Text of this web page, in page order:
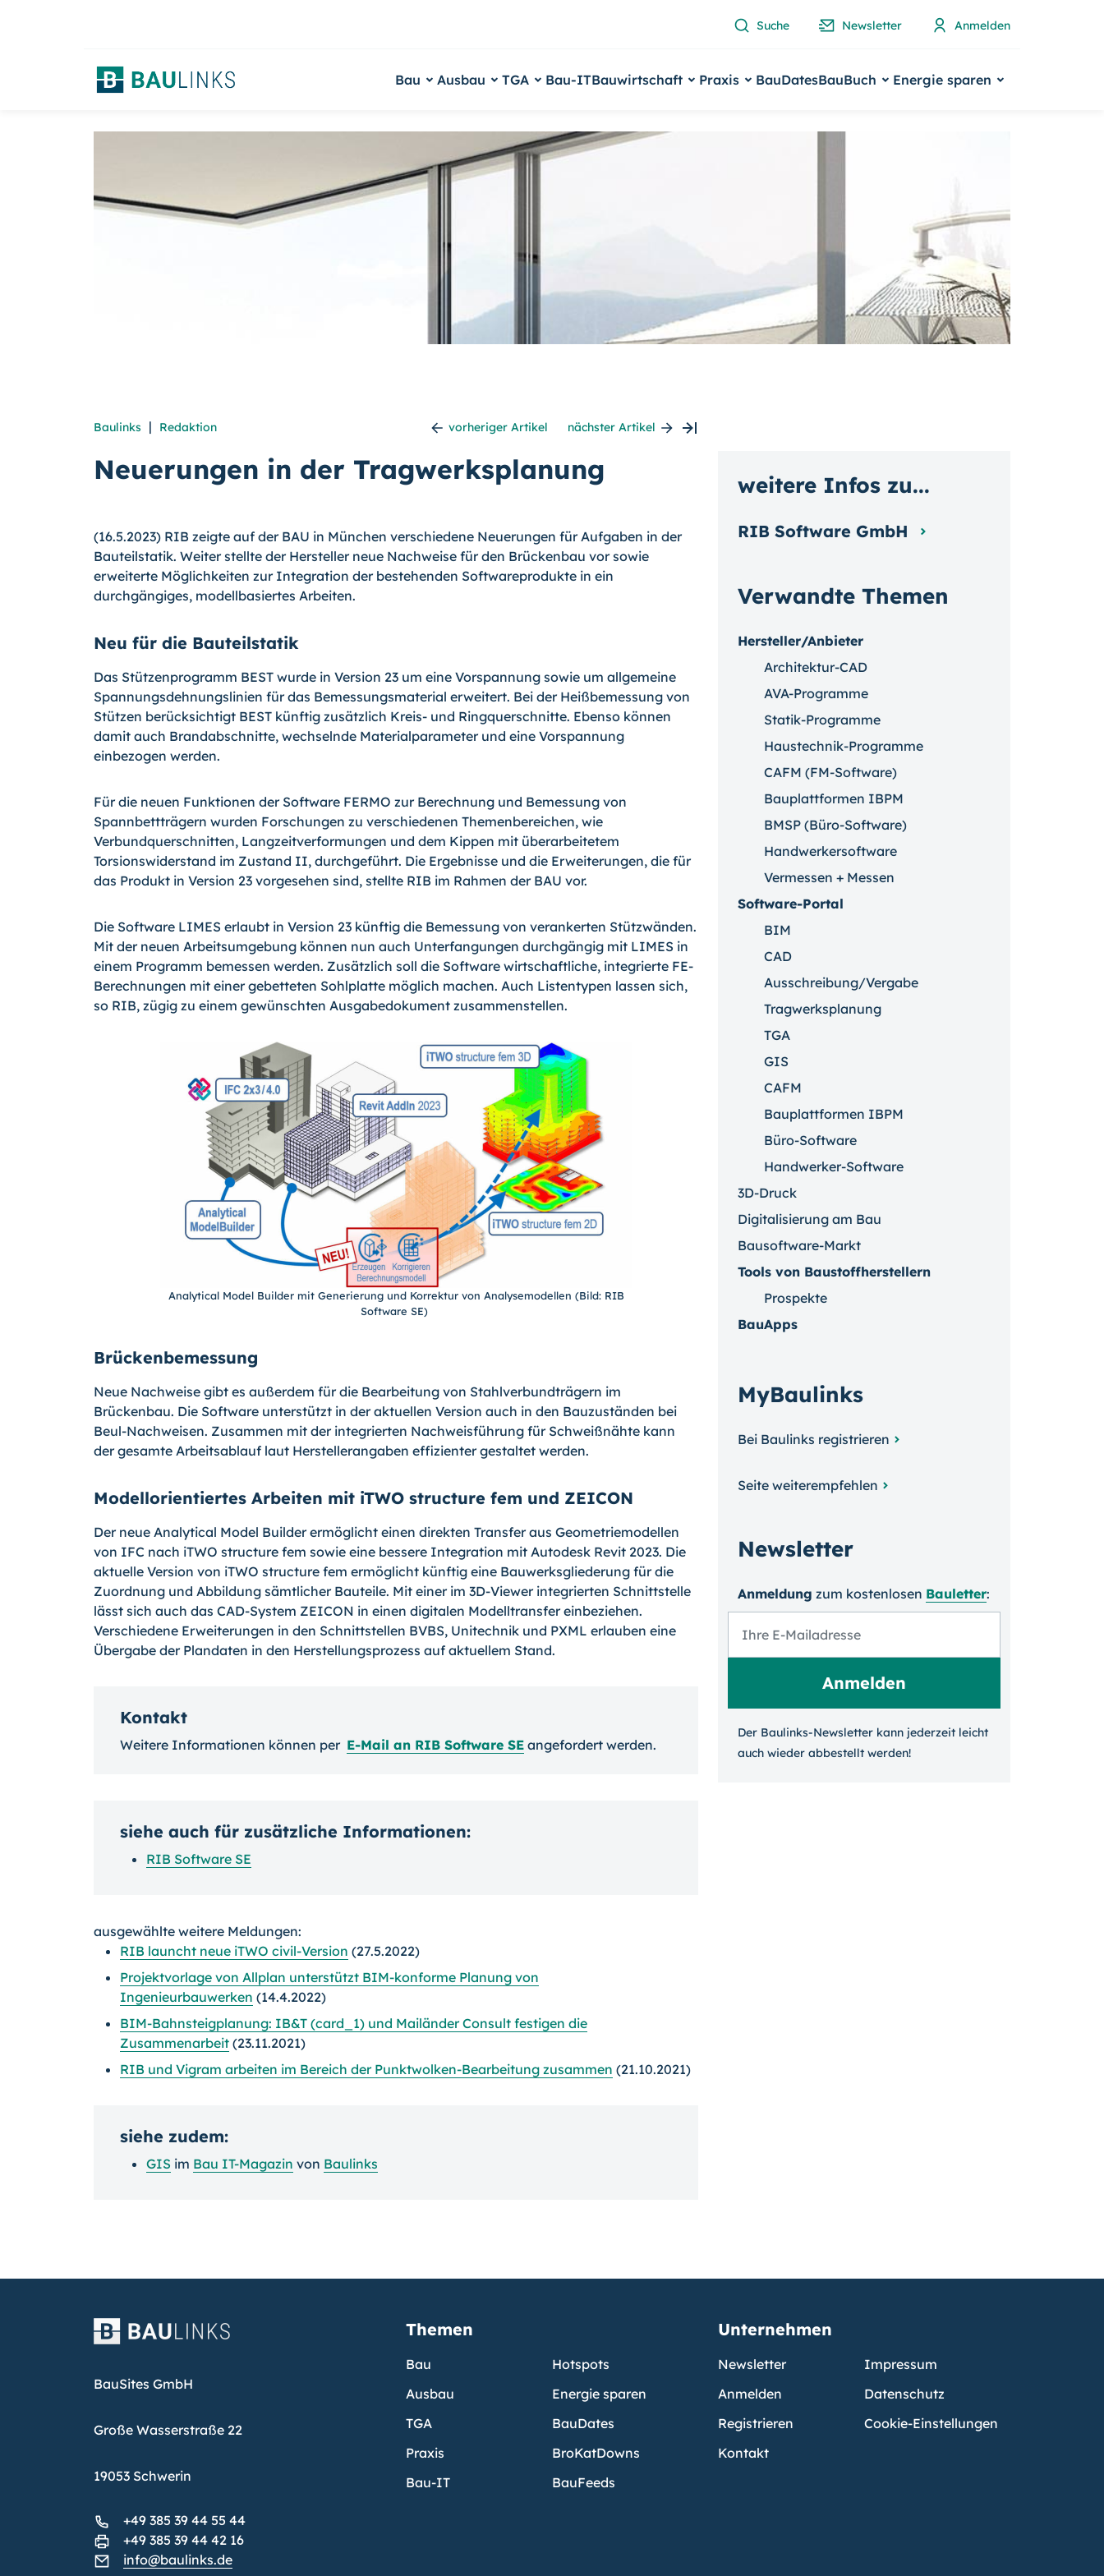
Suche Newsletter Anmelden
Bau Ausbau TGA Bau-ITBauwirtschaft Praxis BauDatesBauBuch Energie sparen
Baulinks | Redaktion vorheriger Artikel nächster Artikel
Neuerungen in der Tragwerksplanung
(16.5.2023) RIB zeigte auf der BAU in München verschiedene Neuerungen für Aufgaben in der
Bauteilstatik. Weiter stellte der Hersteller neue Nachweise für den Brückenbau vor sowie
erweiterte Möglichkeiten zur Integration der bestehenden Softwareprodukte in ein
durchgängiges, modellbasiertes Arbeiten.
Neu für die Bauteilstatik
Das Stützenprogramm BEST wurde in Version 23 um eine Vorspannung sowie um allgemeine
Spannungsdehnungslinien für das Bemessungsmaterial erweitert. Bei der Heißbemessung von
Stützen berücksichtigt BEST künftig zusätzlich Kreis- und Ringquerschnitte. Ebenso können
damit auch Brandabschnitte, wechselnde Materialparameter und eine Vorspannung
einbezogen werden.
Für die neuen Funktionen der Software FERMO zur Berechnung und Bemessung von
Spannbettträgern wurden Forschungen zu verschiedenen Themenbereichen, wie
Verbundquerschnitten, Langzeitverformungen und dem Kippen mit überarbeitetem
Torsionswiderstand im Zustand II, durchgeführt. Die Ergebnisse und die Erweiterungen, die für
das Produkt in Version 23 vorgesehen sind, stellte RIB im Rahmen der BAU vor.
Die Software LIMES erlaubt in Version 23 künftig die Bemessung von verankerten Stützwänden.
Mit der neuen Arbeitsumgebung können nun auch Unterfangungen durchgängig mit LIMES in
einem Programm bemessen werden. Zusätzlich soll die Software wirtschaftliche, integrierte FE-
Berechnungen mit einer gebetteten Sohlplatte möglich machen. Auch Listentypen lassen sich,
so RIB, zügig zu einem gewünschten Ausgabedokument zusammenstellen.
Analytical Model Builder mit Generierung und Korrektur von Analysemodellen (Bild: RIB
Software SE)
Brückenbemessung
Neue Nachweise gibt es außerdem für die Bearbeitung von Stahlverbundträgern im
Brückenbau. Die Software unterstützt in der aktuellen Version auch in den Bauzuständen bei
Beul-Nachweisen. Zusammen mit der integrierten Nachweisführung für Schweißnähte kann
der gesamte Arbeitsablauf laut Herstellerangaben effizienter gestaltet werden.
Modellorientiertes Arbeiten mit iTWO structure fem und ZEICON
Der neue Analytical Model Builder ermöglicht einen direkten Transfer aus Geometriemodellen
von IFC nach iTWO structure fem sowie eine bessere Integration mit Autodesk Revit 2023. Die
aktuelle Version von iTWO structure fem ermöglicht künftig eine Bauwerksgliederung für die
Zuordnung und Abbildung sämtlicher Bauteile. Mit einer im 3D-Viewer integrierten Schnittstelle
lässt sich auch das CAD-System ZEICON in einen digitalen Modelltransfer einbeziehen.
Verschiedene Erweiterungen in den Schnittstellen BVBS, Unitechnik und PXML erlauben eine
Übergabe der Plandaten in den Herstellungsprozess auf aktuellem Stand.
Kontakt
Weitere Informationen können per E-Mail an RIB Software SE angefordert werden.
siehe auch für zusätzliche Informationen:
RIB Software SE
ausgewählte weitere Meldungen:
RIB launcht neue iTWO civil-Version (27.5.2022)
Projektvorlage von Allplan unterstützt BIM-konforme Planung von
Ingenieurbauwerken (14.4.2022)
BIM-Bahnsteigplanung: IB&T (card_1) und Mailänder Consult festigen die
Zusammenarbeit (23.11.2021)
RIB und Vigram arbeiten im Bereich der Punktwolken-Bearbeitung zusammen (21.10.2021)
siehe zudem:
GIS im Bau IT-Magazin von Baulinks
Verwandte Themen
Hersteller/Anbieter
Architektur-CAD
AVA-Programme
Statik-Programme
Haustechnik-Programme
CAFM (FM-Software)
Bauplattformen IBPM
BMSP (Büro-Software)
Handwerkersoftware
Vermessen + Messen
Software-Portal
BIM
CAD
Ausschreibung/Vergabe
Tragwerksplanung
TGA
GIS
CAFM
Bauplattformen IBPM
Büro-Software
Handwerker-Software
3D-Druck
Digitalisierung am Bau
Bausoftware-Markt
Tools von Baustoffherstellern
Prospekte
BauApps
MyBaulinks
Bei Baulinks registrieren
Seite weiterempfehlen
Newsletter
Anmeldung zum kosten­losen Bauletter:
Der Baulinks-Newsletter kann jeder­zeit leicht
auch wieder ab­bestellt werden!
weitere Infos zu...
RIB Software GmbH
BauSites GmbH
Große Wasserstraße 22
19053 Schwerin
+49 385 39 44 55 44
+49 385 39 44 42 16
info@baulinks.de
Themen
Bau
Ausbau
TGA
Praxis
Bau-IT
Hotspots
Energie sparen
BauDates
BroKatDowns
BauFeeds
Unternehmen
Newsletter
Anmelden
Registrieren
Kontakt
Impressum
Datenschutz
Cookie-Einstellungen